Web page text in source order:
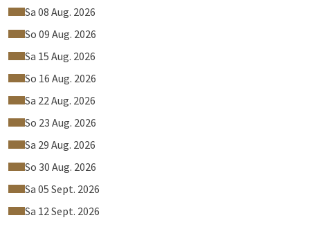
Vous y trouverez du pain frais, de la charcuterie et des
anglais et des salades de fruits frais. Nous proposons
également du café, du thé, du lait, des jus de fruits frais et des
smoothies. Pour un début de journée festif, une coupe de Cava
Que vous ayez envie d'un petit-déjeuner traditionnel ou d'un
buffet saura satisfaire toutes les envies.
Tarifs
Enfants jusqu'à 3 ans : gratuit
Sa 08 Aug. 2026
So 09 Aug. 2026
Sa 15 Aug. 2026
So 16 Aug. 2026
Sa 22 Aug. 2026
So 23 Aug. 2026
Sa 29 Aug. 2026
So 30 Aug. 2026
Sa 05 Sept. 2026
Sa 12 Sept. 2026